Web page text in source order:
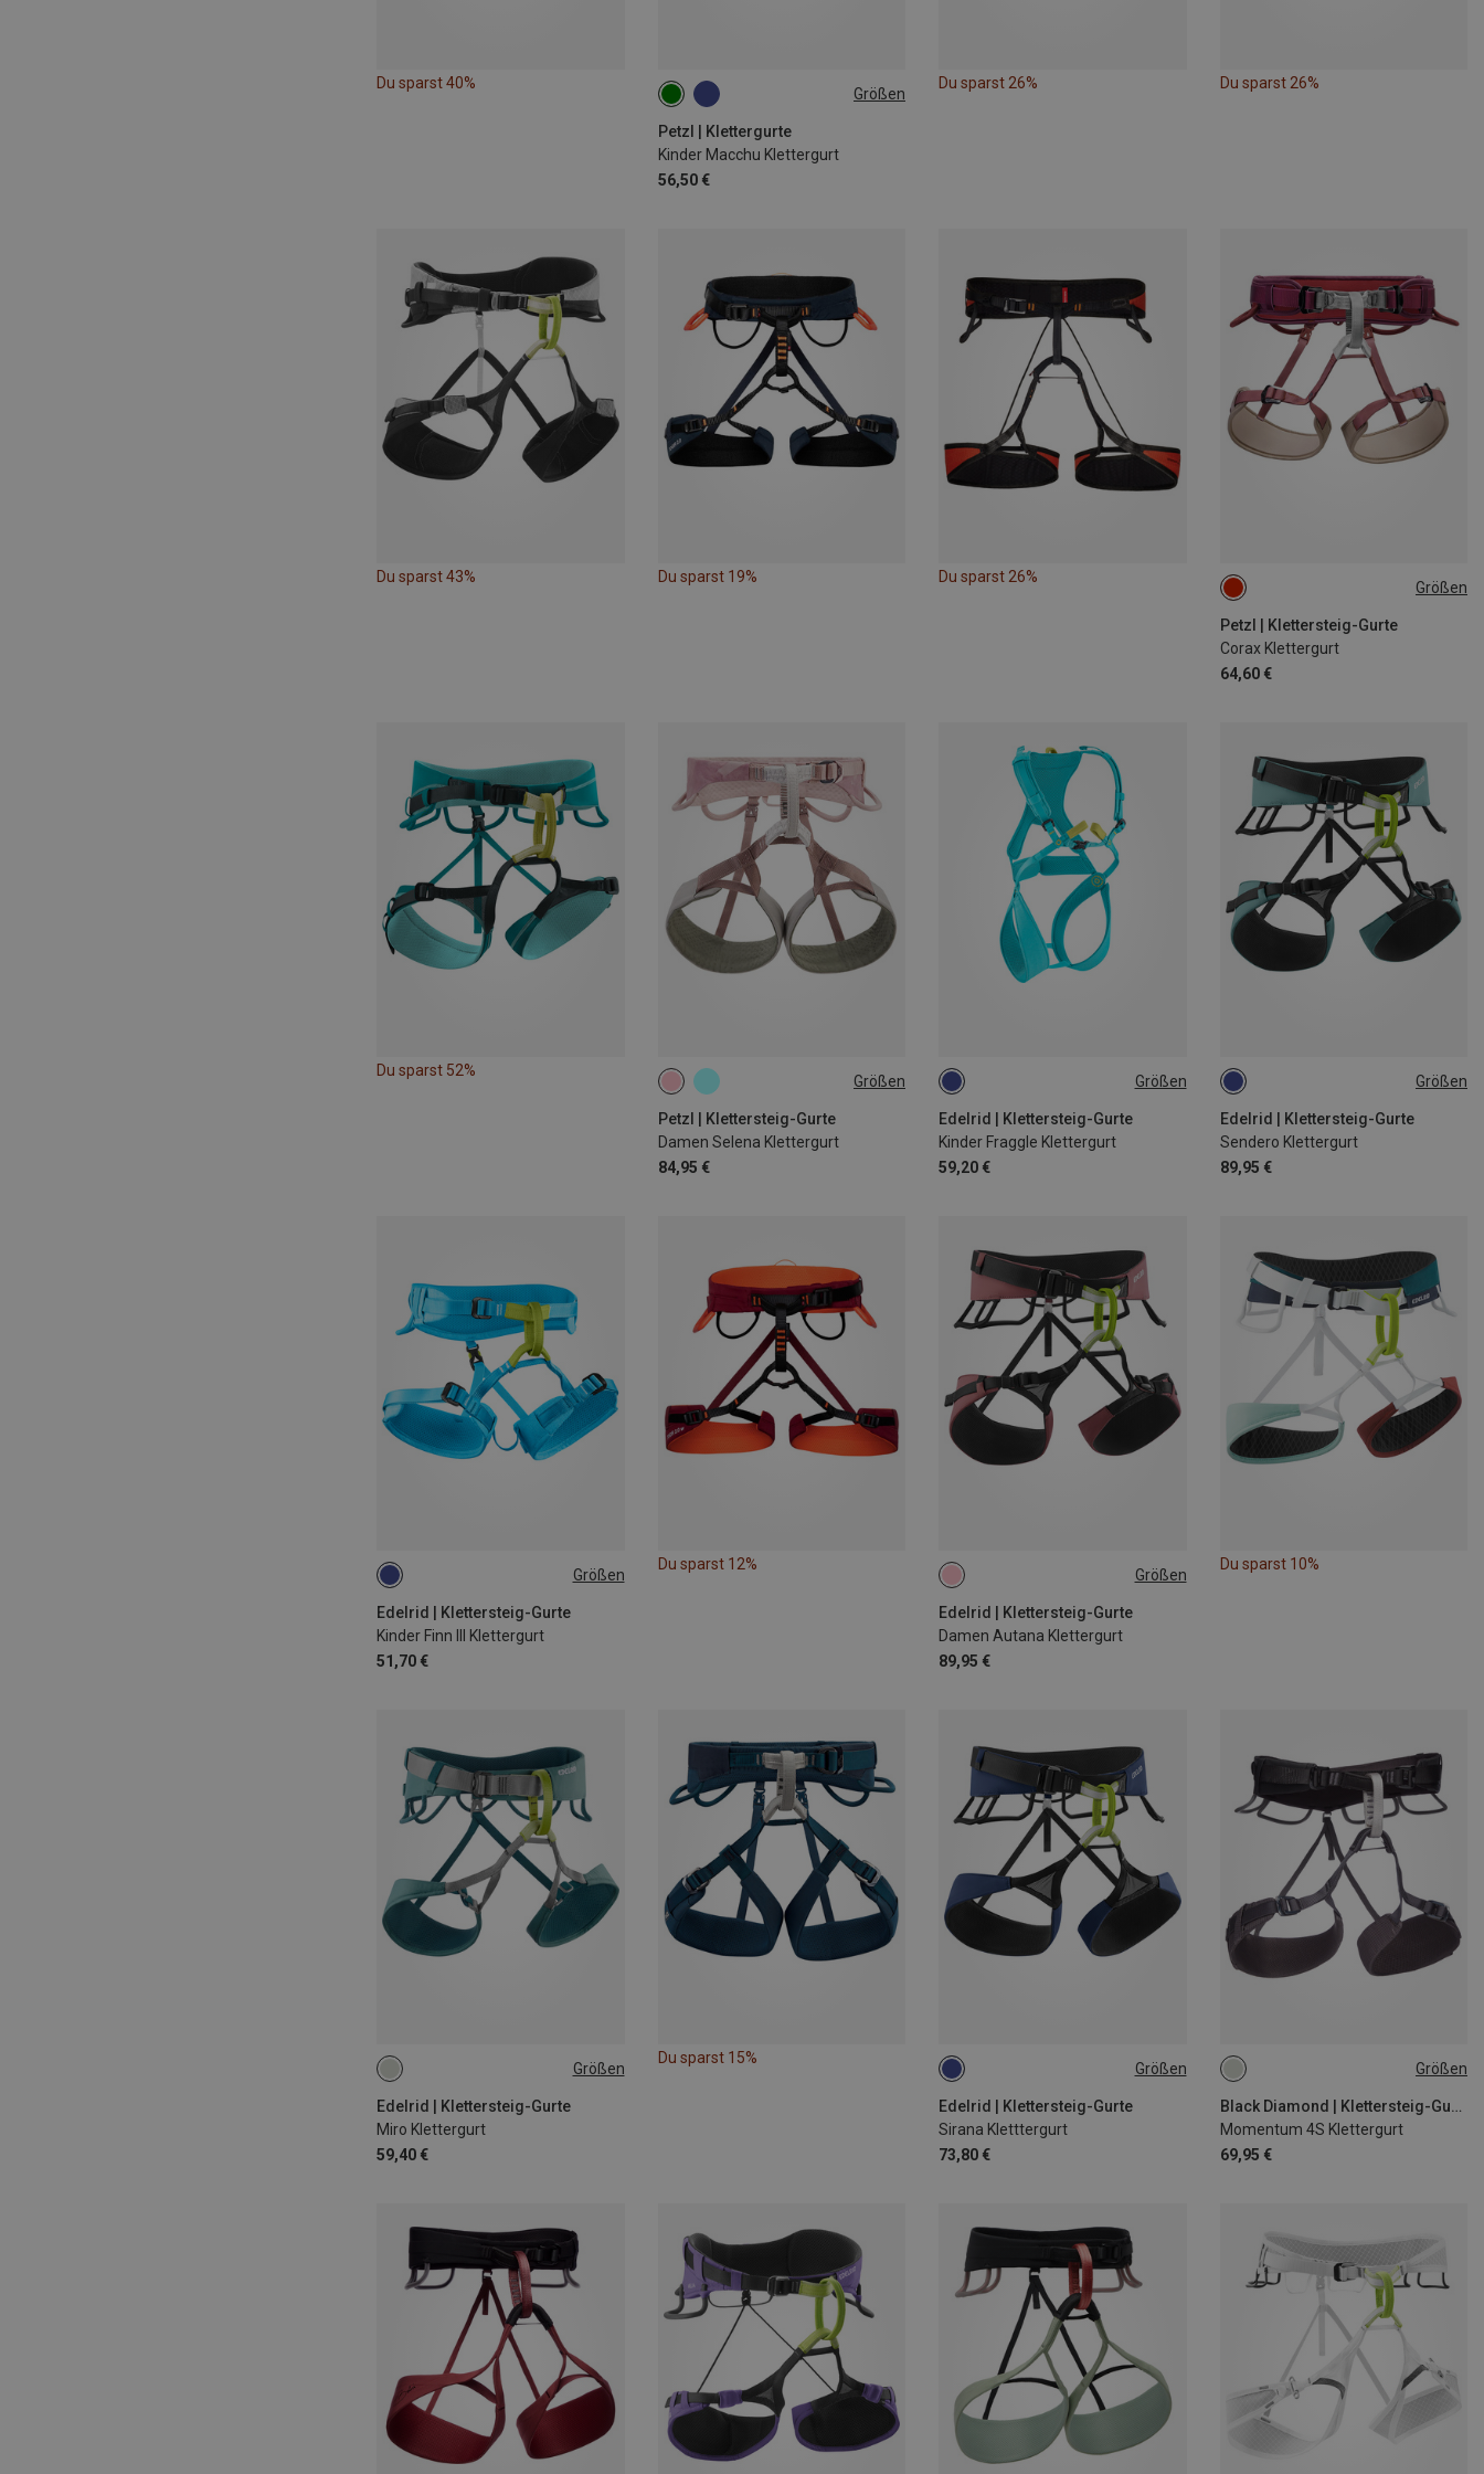
Du sparst 40%
Größen
Petzl | Klettergurte
Kinder Macchu Klettergurt
56,50 €
54-65CM
Du sparst 26% Du sparst 26%
Du sparst 43% Du sparst 19% Du sparst 26%
Größen
Petzl | Klettersteig-Gurte
Corax Klettergurt
64,60 €
2 | 76-107CM
Du sparst 52%
Größen
Petzl | Klettersteig-Gurte
Damen Selena Klettergurt
84,95 €
65-71CM
77-84CM
84-92CM
Größen
Edelrid | Klettersteig-Gurte
Kinder Fraggle Klettergurt
59,20 €
XXS | 45-55CM XS | 50-60CM Größen
Edelrid | Klettersteig-Gurte
Sendero Klettergurt
89,95 €
S | 70-90CM
XL | 90-110CM
L | 80-100CM
M | 75-95CM
Größen
Edelrid | Klettersteig-Gurte
Kinder Finn III Klettergurt
51,70 €
XS | 50-70CM
Du sparst 12%
Größen
Edelrid | Klettersteig-Gurte
Damen Autana Klettergurt
89,95 €
XS | 60-80CM
S | 65-85CM
L | 79-99CM
M | 72-92CM
Du sparst 10%
Größen
Edelrid | Klettersteig-Gurte
Miro Klettergurt
59,40 €
71-86CM
85-100CM
Du sparst 15%
Größen
Edelrid | Klettersteig-Gurte
Sirana Kletttergurt
73,80 €
XS 60-80CM
M | 75-95CM
L | 80-100CM
XL | 90-110CM
Größen
Black Diamond | Klettersteig-Gurte
Momentum 4S Klettergurt
69,95 €
XXS